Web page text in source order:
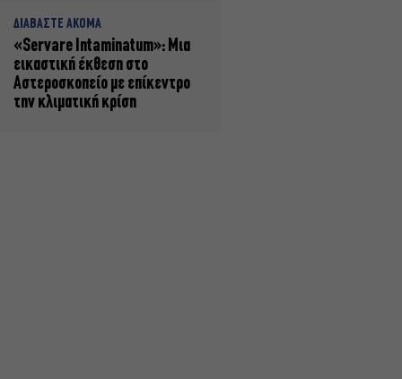
ΔΙΑΒΑΣΤΕ ΑΚΟΜΑ
«Servare Intaminatum»: Μια
εικαστική έκθεση στο
Αστεροσκοπείο με επίκεντρο
την κλιματική κρίση